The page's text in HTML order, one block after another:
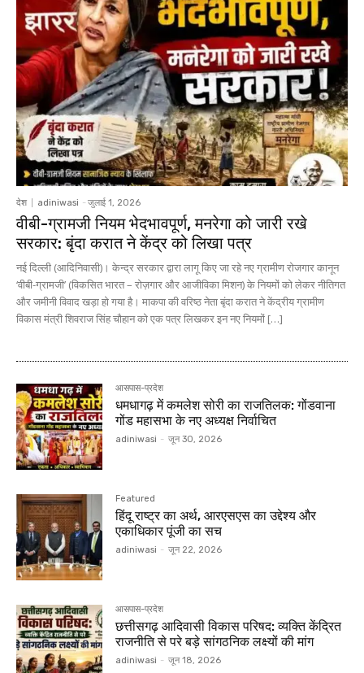
देश adiniwasi - जुलाई 1, 2026
वीबी-ग्रामजी नियम भेदभावपूर्ण, मनरेगा को जारी रखे
सरकार: बृंदा करात ने केंद्र को लिखा पत्र
नई दिल्ली (आदिनिवासी)। केन्द्र सरकार द्वारा लागू किए जा रहे नए ग्रामीण रोजगार कानून
‘वीबी-ग्रामजी’ (विकसित भारत – रोज़गार और आजीविका मिशन) के नियमों को लेकर नीतिगत
और जमीनी विवाद खड़ा हो गया है। माकपा की वरिष्ठ नेता बृंदा करात ने केंद्रीय ग्रामीण
विकास मंत्री शिवराज सिंह चौहान को एक पत्र लिखकर इन नए नियमों […]
आसपास-प्रदेश
धमधागढ़ में कमलेश सोरी का राजतिलक: गोंडवाना
गोंड महासभा के नए अध्यक्ष निर्वाचित
adiniwasi - जून 30, 2026
Featured
हिंदू राष्ट्र का अर्थ, आरएसएस का उद्देश्य और
एकाधिकार पूंजी का सच
adiniwasi - जून 22, 2026
आसपास-प्रदेश
छत्तीसगढ़ आदिवासी विकास परिषद: व्यक्ति केंद्रित
राजनीति से परे बड़े सांगठनिक लक्ष्यों की मांग
adiniwasi - जून 18, 2026